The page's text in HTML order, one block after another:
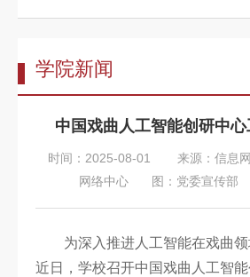
学院新闻
中国戏曲人工智能创研中
时间：2025-08-01 来源：信息
网络中心
图：党委宣传部
为深入推进人工智能在戏曲领
近日，学校召开中国戏曲人工智